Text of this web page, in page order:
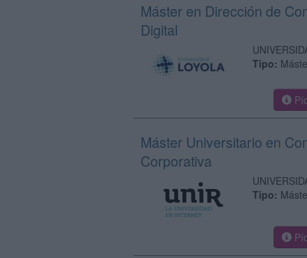
Máster en Dirección de
Digital
Tipo:
Máster Universitario en
Corporativa
Tipo: